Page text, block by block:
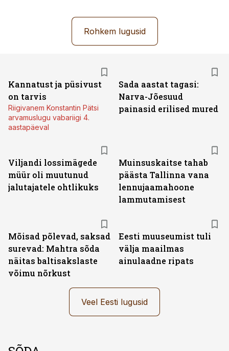
Rohkem lugusid
Kannatust ja püsivust
on tarvis
Riigivanem Konstantin Pätsi
arvamuslugu vabariigi 4.
aastapäeval
Sada aastat tagasi:
Narva-Jõesuud
painasid erilised mured
Viljandi lossimägede
müür oli muutunud
jalutajatele ohtlikuks
Muinsuskaitse tahab
päästa Tallinna vana
lennujaamahoone
lammutamisest
Mõisad põlevad, saksad
surevad: Mahtra sõda
näitas baltisakslaste
võimu nõrkust
Eesti muuseumist tuli
välja maailmas
ainulaadne ripats
Veel Eesti lugusid